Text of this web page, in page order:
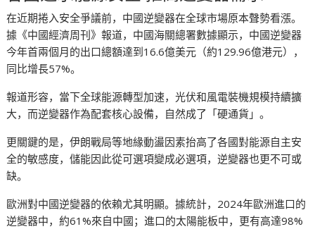
在近期捲入安全爭議前，中國逆變器在全球市場原本聲勢看漲。
據《中國經濟周刊》報道，中國海關總署數據顯示，中國逆變器
今年首兩個月的出口總額達到16.6億美元（約129.96億港元），
同比增長57%。
報道形容，當下全球能源轉型加速，光伏和風電裝機規模持續擴
大，而逆變器作為配套核心設備，自然成了「硬通貨」。
更關鍵的是，伊朗戰局等地緣動盪因素抬高了各國對能源自主安
全的敏感度，儲能因此從可選項變成必選項，逆變器也更不可或
缺。
歐洲對中國逆變器的依賴尤其明顯。據統計，2024年歐洲進口的
逆變器中，約61%來自中國；進口的太陽能板中，更有高達98%